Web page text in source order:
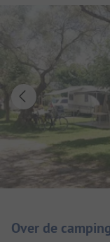
Over de